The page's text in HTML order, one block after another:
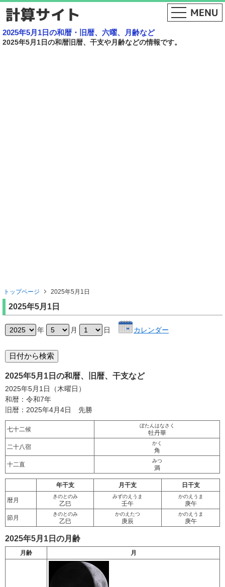
2025年5月1日の和暦・旧暦、六曜、月齢など
2025年5月1日の和暦旧暦、干支や月齢などの情報です。
トップページ 2025年5月1日
2025年5月1日
年 月 日 カレンダー
2025年5月1日の和暦、旧暦、干支など
2025年5月1日（木曜日）
和暦：令和7年
旧暦：2025年4月4日 先勝
七十二候
ぼたんはなさく
牡丹華
二十八宿
かく
角
十二直
みつ
満
年干支 月干支 日干支
暦月
きのとのみ
乙巳
みずのえうま
壬午
かのえうま
庚午
節月
きのとのみ
乙巳
かのえたつ
庚辰
かのえうま
庚午
2025年5月1日の月齢
月齢 月